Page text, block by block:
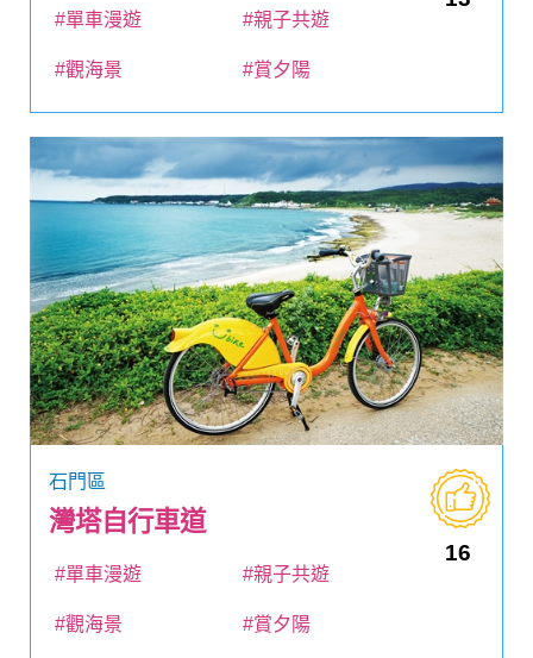
#單車漫遊 #親子共遊
#觀海景 #賞夕陽
石門區
灣塔自行車道
16
#單車漫遊 #親子共遊
#觀海景 #賞夕陽